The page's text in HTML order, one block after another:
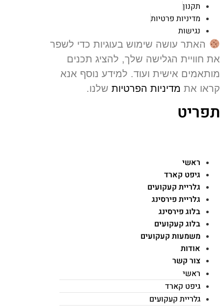
תקנון
מדיניות פרטיות
נגישות
האתר עושה שימוש בעוגיות כדי לשפר
חוויית הגלישה שלך, להציג תכנים
אישית ועוד. למידע נוסף אנא
אתמדיניות הפרטיותשלנו.
ראשי
גיפט קארד
גלריית קעקועים
גלריית פירסינג
בלוג פירסינג
בלוג קעקועים
משמעות קעקועים
אודות
צור קשר
ראשי
גיפט קארד
גלריית קעקועים